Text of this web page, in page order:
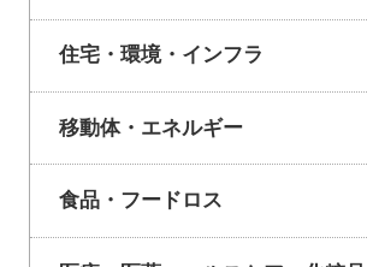
住宅・環境・インフラ
移動体・エネルギー
食品・フードロス